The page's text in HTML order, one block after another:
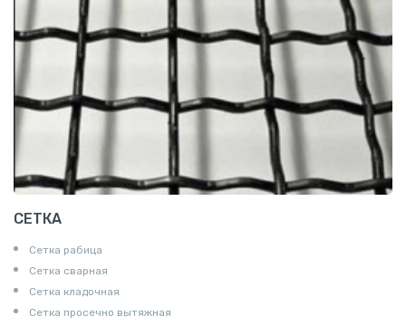
СЕТКА
Сетка рабица
Сетка сварная
Сетка кладочная
Сетка просечно вытяжная